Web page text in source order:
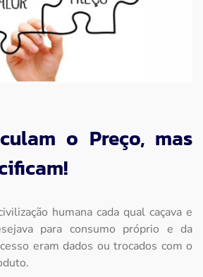
o Preço, mas
humana cada qual caçava e
para consumo próprio e da
eram dados ou trocados com o